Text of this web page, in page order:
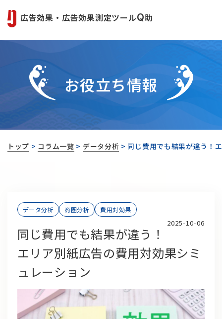
広告効果・広告効果測定ツールQ助
お役立ち情報
トップ > コラム一覧 > データ分析 > 同じ費用でも結果が違う！
データ分析 商圏分析 費用対効果
2025-10-06
同じ費用でも結果が違う！
エリア別紙広告の費用対効果シミ
ュレーション